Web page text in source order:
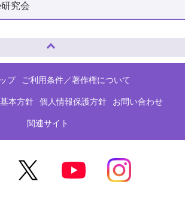
究会
プ ご利用条件／著作権について
本方針 個人情報保護方針 お問い合わせ
関連サイト